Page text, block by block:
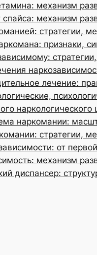
механизм
механизм
стратегии,
признаки,
лечение:
наркомании:
стратегии,
от
механизм
диспансер: